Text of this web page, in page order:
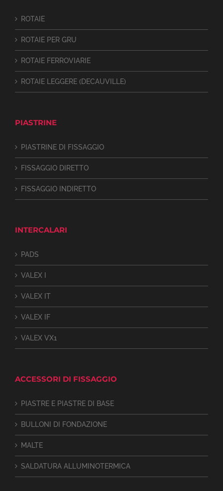
ROTAIE
ROTAIE PER GRU
ROTAIE FERROVIARIE
ROTAIE LEGGERE (DECAUVILLE)
PIASTRINE
PIASTRINE DI FISSAGGIO
FISSAGGIO DIRETTO
FISSAGGIO INDIRETTO
INTERCALARI
PADS
VALEX I
VALEX IT
VALEX IF
VALEX VX1
ACCESSORI DI FISSAGGIO
PIASTRE E PIASTRE DI BASE
BULLONI DI FONDAZIONE
MALTE
SALDATURA ALLUMINOTERMICA